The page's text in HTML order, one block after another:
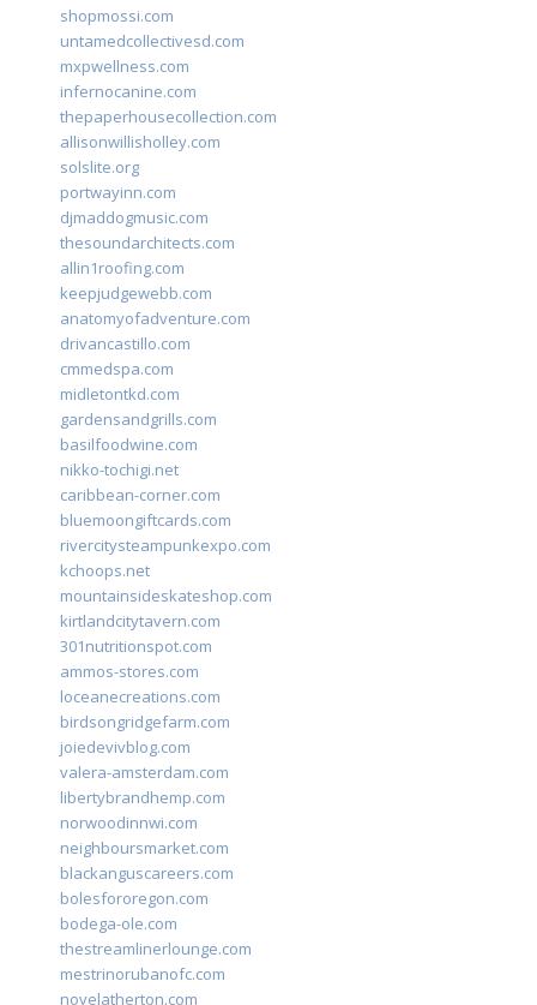
shopmossi.com
untamedcollectivesd.com
mxpwellness.com
infernocanine.com
thepaperhousecollection.com
allisonwillisholley.com
solslite.org
portwayinn.com
djmaddogmusic.com
thesoundarchitects.com
allin1roofing.com
keepjudgewebb.com
anatomyofadventure.com
drivancastillo.com
cmmedspa.com
midletontkd.com
gardensandgrills.com
basilfoodwine.com
nikko-tochigi.net
caribbean-corner.com
bluemoongiftcards.com
rivercitysteampunkexpo.com
kchoops.net
mountainsideskateshop.com
kirtlandcitytavern.com
301nutritionspot.com
ammos-stores.com
loceanecreations.com
birdsongridgefarm.com
joiedevivblog.com
valera-amsterdam.com
libertybrandhemp.com
norwoodinnwi.com
neighboursmarket.com
blackanguscareers.com
bolesfororegon.com
bodega-ole.com
thestreamlinerlounge.com
mestrinorubanofc.com
novelatherton.com